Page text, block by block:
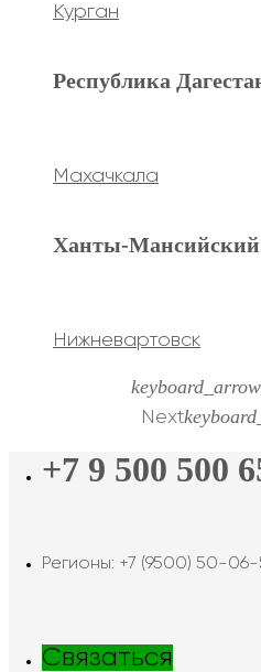
Курган
Республика
Махачкала
Ханты-Мансийский
Нижневартовск
Next
+7 9 500 500
Регионы: +7 (9500) 50-
Связаться